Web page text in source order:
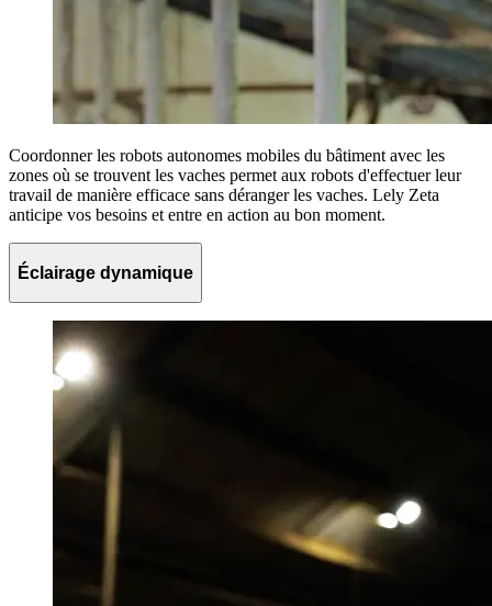
Coordonner les robots autonomes mobiles du bâtiment avec les
zones où se trouvent les vaches permet aux robots d'effectuer leur
travail de manière efficace sans déranger les vaches. Lely Zeta
anticipe vos besoins et entre en action au bon moment.
Éclairage dynamique